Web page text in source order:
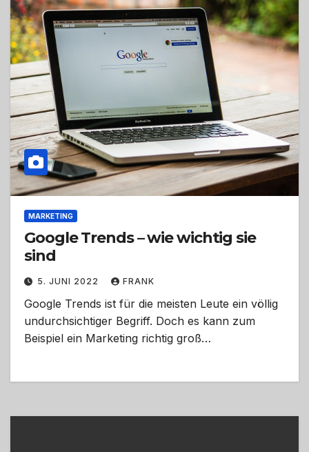
MARKETING
Google Trends – wie wichtig sie
sind
5. JUNI 2022 FRANK
Google Trends ist für die meisten Leute ein völlig
undurchsichtiger Begriff. Doch es kann zum
Beispiel ein Marketing richtig groß…